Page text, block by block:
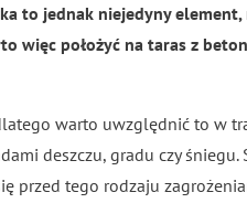
to jednak niejedyny
więc położyć na taras z
warto uwzględnić to w
deszczu, gradu czy
przed tego rodzaju